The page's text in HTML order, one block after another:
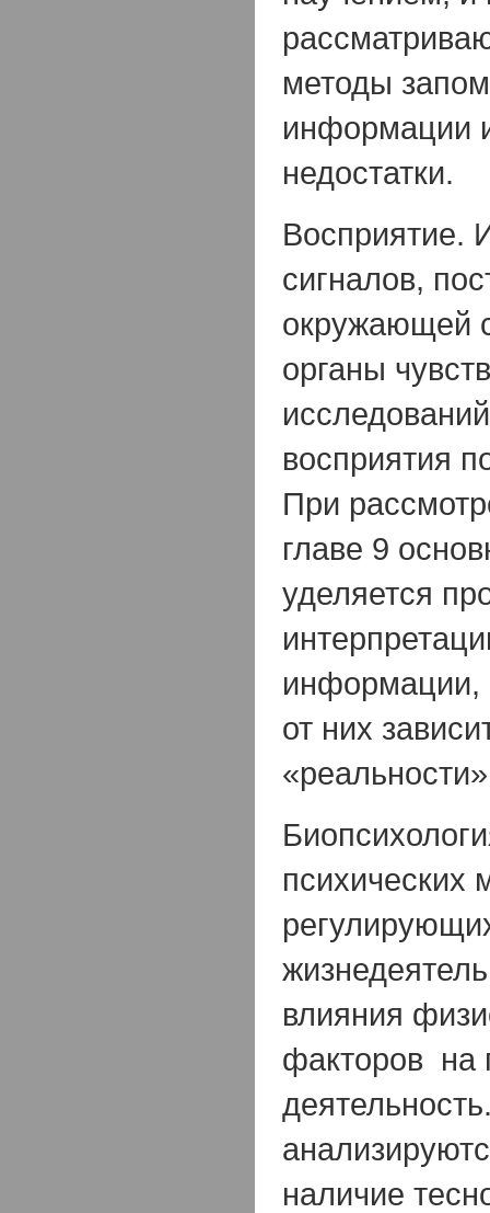
методы
информации
недостатки.
Восприятие.
сигналов,
окружающей
органы
восприятия
При
главе 9
уделяется
информации,
от них
психических
влияния
факторов на
наличие